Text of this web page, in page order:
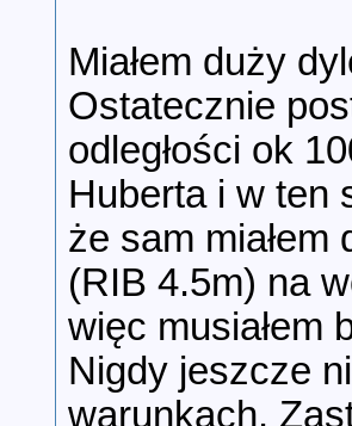
Miałem duży
Ostatecznie
odległości ok
Huberta i w ten
że sam
(RIB 4.5m) na
więc musiałem
Nigdy jeszcze
warunkach.